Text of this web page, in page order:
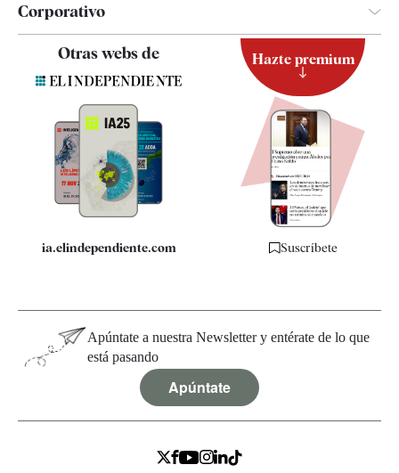
Corporativo
Contacto
Quiénes somos
Especificaciones
Otras webs de
ia.elindependiente.com
Hazte premium
Suscríbete
Apúntate a nuestra Newsletter y entérate de lo que
está pasando
Apúntate